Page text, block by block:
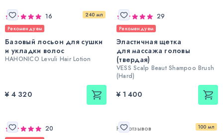
240 мл
16
Рекомендуем
Базовый лосьон для сушки
и укладки волос
HAHONICO Levuli Hair Lotion
¥ 4 320
29
Рекомендуем
Эластичная щетка
для массажа головы
(твердая)
VESS Scalp Beaut Shampoo Brush
(Hard)
¥ 1 400
20 100 мл
Нет отзывов